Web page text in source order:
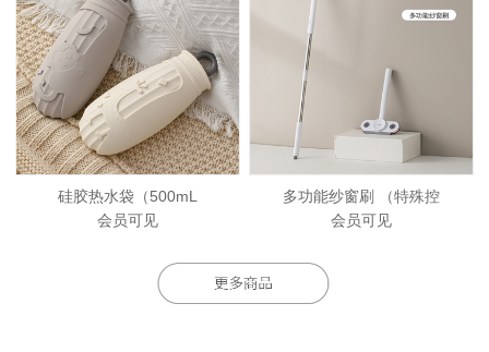
硅胶热水袋（500mL
会员可见
多功能纱窗刷 （特殊控
会员可见